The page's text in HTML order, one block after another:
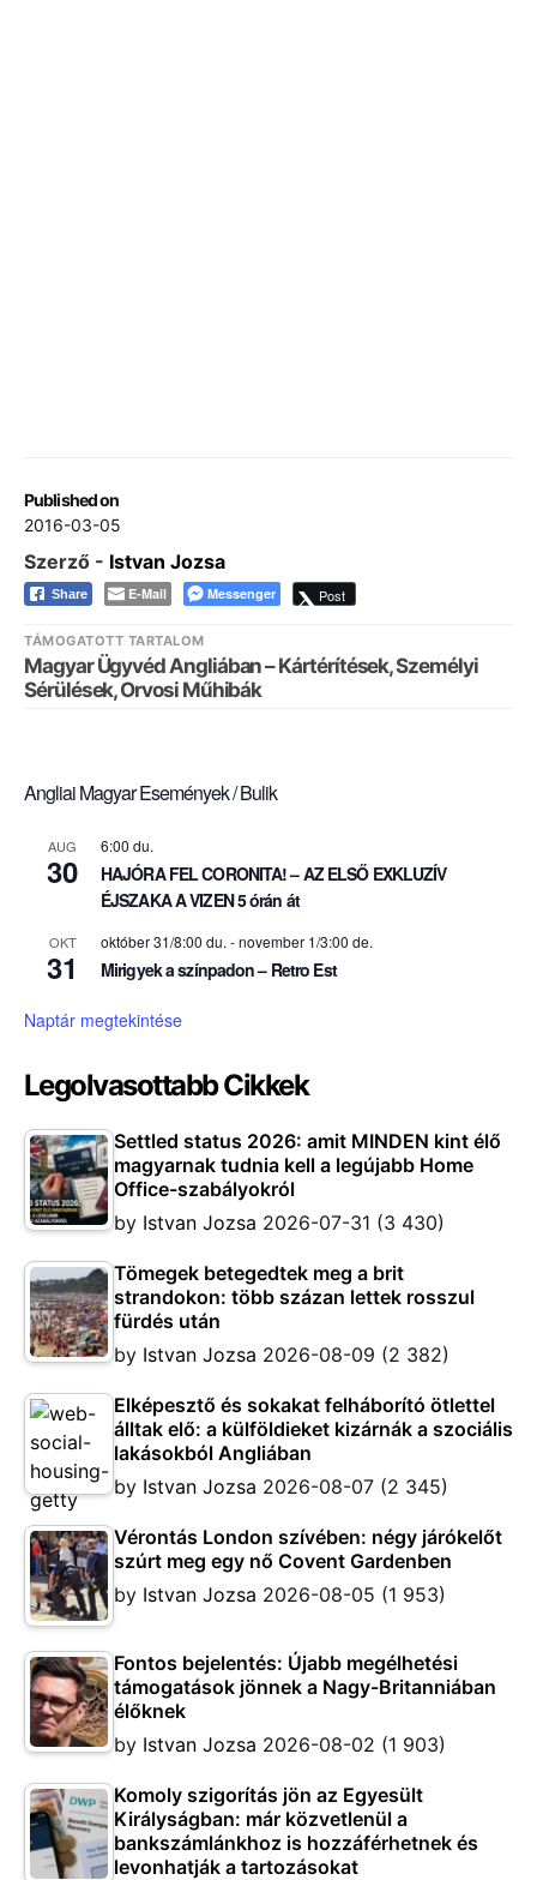
Published on
2016-03-05
Szerző - Istvan Jozsa
Share E-Mail Messenger Post
TÁMOGATOTT TARTALOM
Magyar Ügyvéd Angliában – Kártérítések, Személyi
Sérülések, Orvosi Műhibák
Angliai Magyar Események / Bulik
AUG
30
6:00 du.
HAJÓRA FEL CORONITA! – AZ ELSŐ EXKLUZÍV
ÉJSZAKA A VIZEN 5 órán át
OKT
31
október 31/8:00 du. -november 1/3:00 de.
Mirigyek a színpadon – Retro Est
Naptár megtekintése
Legolvasottabb Cikkek
Settled status 2026: amit MINDEN kint élő
magyarnak tudnia kell a legújabb Home
Office-szabályokról
by Istvan Jozsa 2026-07-31 (3 430)
Tömegek betegedtek meg a brit
strandokon: több százan lettek rosszul
fürdés után
by Istvan Jozsa 2026-08-09 (2 382)
Elképesztő és sokakat felháborító ötlettel
álltak elő: a külföldieket kizárnák a szociális
lakásokból Angliában
by Istvan Jozsa 2026-08-07 (2 345)
Vérontás London szívében: négy járókelőt
szúrt meg egy nő Covent Gardenben
by Istvan Jozsa 2026-08-05 (1 953)
Fontos bejelentés: Újabb megélhetési
támogatások jönnek a Nagy-Britanniában
élőknek
by Istvan Jozsa 2026-08-02 (1 903)
Komoly szigorítás jön az Egyesült
Királyságban: már közvetlenül a
bankszámlánkhoz is hozzáférhetnek és
levonhatják a tartozásokat